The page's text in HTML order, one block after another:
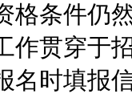
格条件仍
作贯穿于
名时填报